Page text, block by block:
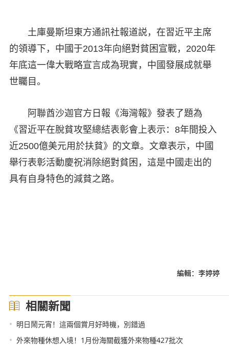
土庫曼斯坦東方通訊社報道説，在習近平主席
的領導下，中國于2013年向絕對貧困宣戰，2020年
年底這一偉大戰略宣言成為現實，中國發展成就舉
世矚目。
阿聯酋沙迦官方日報《海灣報》發表了題為
《習近平在脫貧攻堅總結表彰會上表示：8年間投入
近2500億美元用於扶貧》的文章。文章表示，中國
舉行表彰活動慶祝消除絕對貧困，這是中國走出的
具有自身特色的減貧之路。
編輯：李婷婷
相關新聞
• 明日鬧元宵！這兩個賞月好時機，別錯過
• 外來物種休想入境！1月份海關截獲外來物種427批次